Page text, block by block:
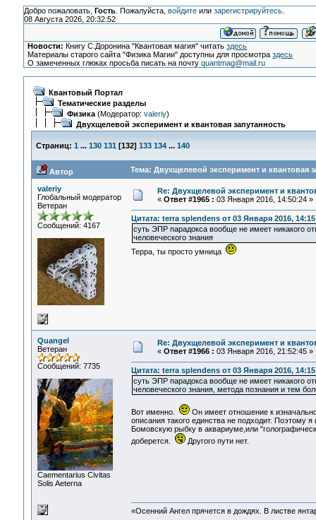
Добро пожаловать, Гость. Пожалуйста, войдитеили зарегистрируйтесь.
08 Августа 2026, 20:32:52
Новости: Книгу С.Доронина "Квантовая магия" читатьздесь
Материалы старого сайта "Физика Магии" доступны для просмотраздесь
О замеченных глюках просьба писать на почтуquantmag@mail.ru
Квантовый Портал
Тематические разделы
Физика(Модератор: valeriy)
Двухщелевой эксперимент и квантовая запутанность
Страниц: 1 ... 130 131 [132] 133 134 ... 140
Автор Тема: Двухщелевой эксперимент и квантовая
valeriy
Глобальный модератор
Ветеран
Сообщений: 4167
Re: Двухщелевой эксперимент и
« Ответ #1965 : 03 Января 2016, 14:50:24 »
Цитата: terra splendens от 03 Января 2016,
суть ЭПР парадокса вообще не имеет никакого
человеческого знания
Терра, ты просто умница
Quangel
Ветеран
Сообщений: 7735
Сaementarius Civitas
Solis Aeterna
Re: Двухщелевой эксперимент и
« Ответ #1966 : 03 Января 2016, 21:52:45 »
Цитата: terra splendens от 03 Января 2016,
суть ЭПР парадокса вообще не имеет никакого
человеческого знания, метода познания и тем
Вот именно.
Он имеет отношение к
описания такого единства не подходит. Поэтому
Бомовскую рыбку в аквариуме,или
доберется.
Другого пути нет.
«Осенний Ангел прячется в дождях. В листве